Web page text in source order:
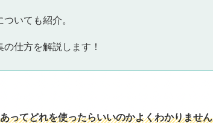
いても紹介。
仕方を解説します！
ってどれを使ったらいいのかよくわかりません